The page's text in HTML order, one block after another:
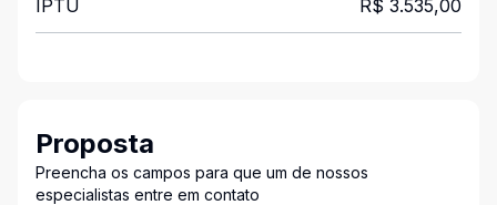
IPTU R$ 3.535,00
Proposta
Preencha os campos para que um de nossos
especialistas entre em contato